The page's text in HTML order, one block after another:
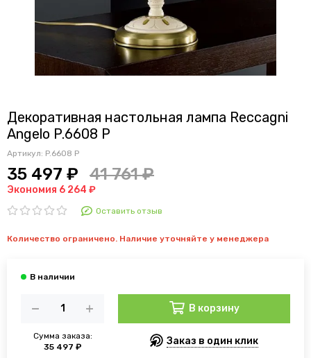
Декоративная настольная лампа Reccagni
Angelo P.6608 P
Артикул: P.6608 P
35 497 ₽ 41 761 ₽
Экономия 6 264 ₽
Оставить отзыв
Количество ограничено. Наличие уточняйте у менеджера
Сумма заказа:
35 497 ₽
В корзину
Заказ в один клик